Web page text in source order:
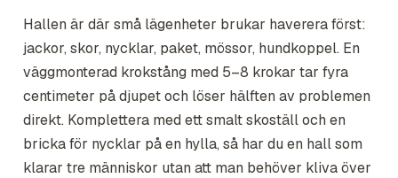
Hallen är där små lägenheter brukar haverera först:
jackor, skor, nycklar, paket, mössor, hundkoppel. En
väggmonterad krokstång med 5–8 krokar tar fyra
centimeter på djupet och löser hälften av problemen
direkt. Komplettera med ett smalt skoställ och en
bricka för nycklar på en hylla, så har du en hall som
klarar tre människor utan att man behöver kliva över